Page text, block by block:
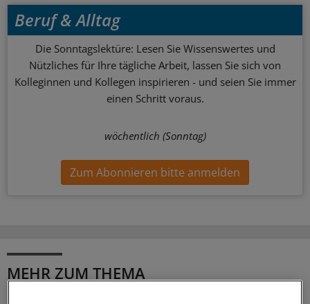
Beruf & Alltag
Die Sonntagslektüre: Lesen Sie Wissenswertes und
Nützliches für Ihre tägliche Arbeit, lassen Sie sich von
Kolleginnen und Kollegen inspirieren - und seien Sie immer
einen Schritt voraus.
wöchentlich (Sonntag)
Zum Abonnieren bitte anmelden
MEHR ZUM THEMA